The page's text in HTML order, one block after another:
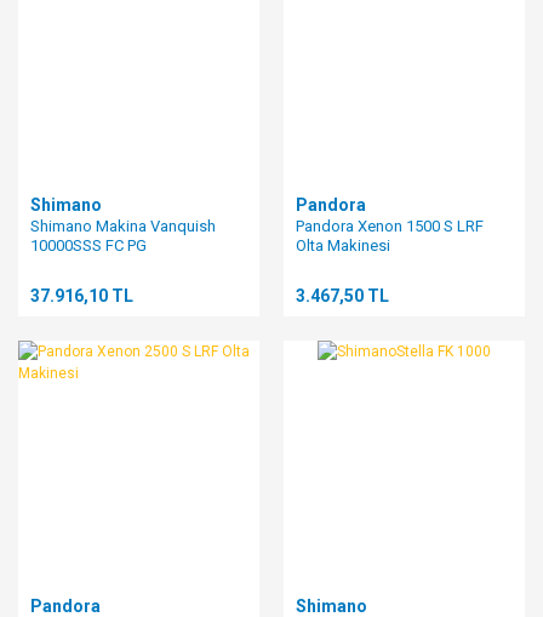
Shimano
Shimano Makina Vanquish
10000SSS FC PG
37.916,10 TL
Pandora
Pandora Xenon 1500 S LRF
Olta Makinesi
3.467,50 TL
Pandora Shimano